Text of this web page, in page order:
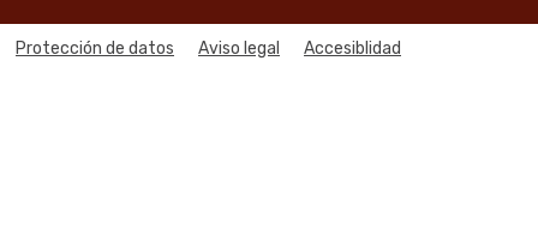
Menú legal
Protección de datos Aviso legal Accesiblidad